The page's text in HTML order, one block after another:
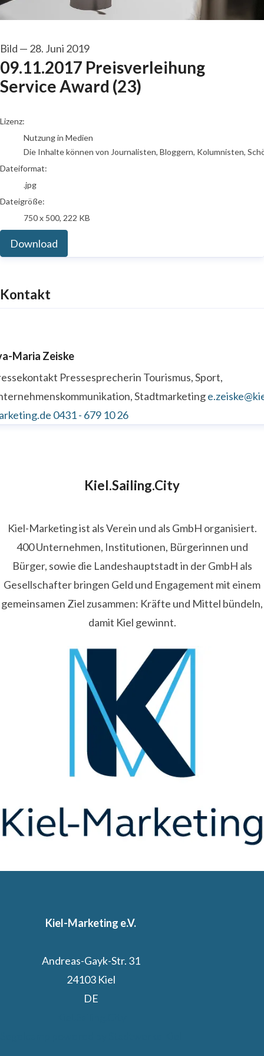
Bild — 28. Juni 2019
09.11.2017 Preisverleihung
Service Award (23)
go to media item
Lizenz:
Nutzung in Medien
Die Inhalte können von Journalisten, Bloggern, Kolumnisten,
Dateiformat:
.jpg
Dateigröße:
750 x 500, 222 KB
Download
Kontakt
Maria Zeiske
Pressesprecherin Tourismus, Sport,
Stadtmarketing
0431 - 679 10 26
Kiel.Sailing.City
Kiel-Marketing ist als Verein und als GmbH organisiert.
400 Unternehmen, Institutionen, Bürgerinnen und
Bürger, sowie die Landeshauptstadt in der GmbH als
Gesellschafter bringen Geld und Engagement mit einem
gemeinsamen Ziel zusammen: Kräfte und Mittel bündeln,
damit Kiel gewinnt.
Kiel-Marketing e.V.
Andreas-Gayk-Str. 31
24103 Kiel
DE